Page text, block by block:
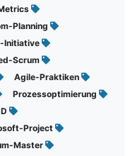
Planning
Initiative
Scrum
Agile-Praktiken
Prozessoptimierung
D
Project
Master